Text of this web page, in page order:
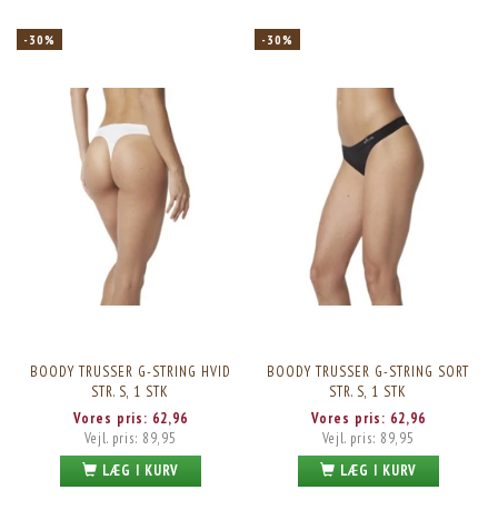
-30%
BOODY TRUSSER G-STRING HVID
STR. S, 1 STK
Vores pris: 62,96
Vejl. pris: 89,95
LÆG I KURV
-30%
BOODY TRUSSER G-STRING SORT
STR. S, 1 STK
Vores pris: 62,96
Vejl. pris: 89,95
LÆG I KURV